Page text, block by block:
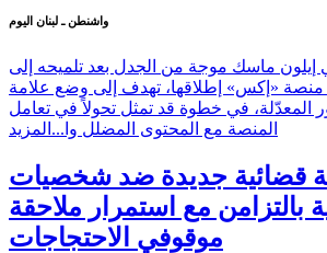
واشنطن ـ لبنان اليوم
إيلون ماسك موجة من الجدل بعد تلميحه إلى
منصة «إكس» إطلاقها، تهدف إلى وضع علامة
المعدّلة، في خطوة قد تمثل تحولاً في تعامل
المنصة مع المحتوى المضلل وا... المزيد
قضائية جديدة ضد شخصيات
بالتزامن مع استمرار ملاحقة
موقوفي الاحتجاجات